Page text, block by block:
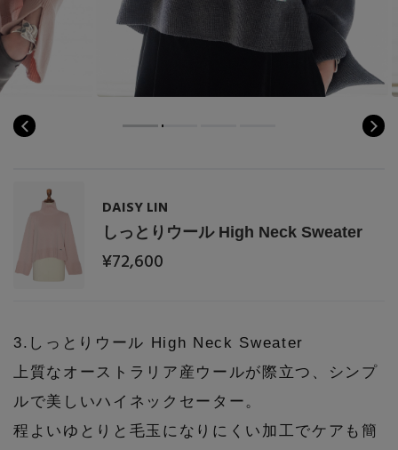
DAISY LIN
しっとりウール High Neck Sweater
¥72,600
3.しっとりウール High Neck Sweater
上質なオーストラリア産ウールが際立つ、シンプ
ルで美しいハイネックセーター。
程よいゆとりと毛玉になりにくい加工でケアも簡